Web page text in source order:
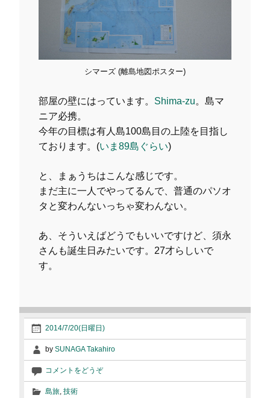
シマーズ (離島地図ポスター)
部屋の壁にはっています。 Shima-zu。島マ
ニア必携。
今年の目標は有人島100島目の上陸を目指し
ております。(いま89島ぐらい)
と、まぁうちはこんな感じです。
まだ主に一人でやってるんで、普通のパソオ
タと変わんないっちゃ変わんない。
あ、そういえばどうでもいいですけど、須永
さんも誕生日みたいです。27才らしいで
す。
2014/7/20(日曜日)
by SUNAGA Takahiro
コメントをどうぞ
島旅, 技術